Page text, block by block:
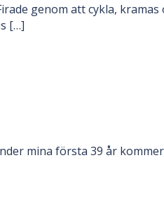
genom att cykla,
[…]
mina första 39 år